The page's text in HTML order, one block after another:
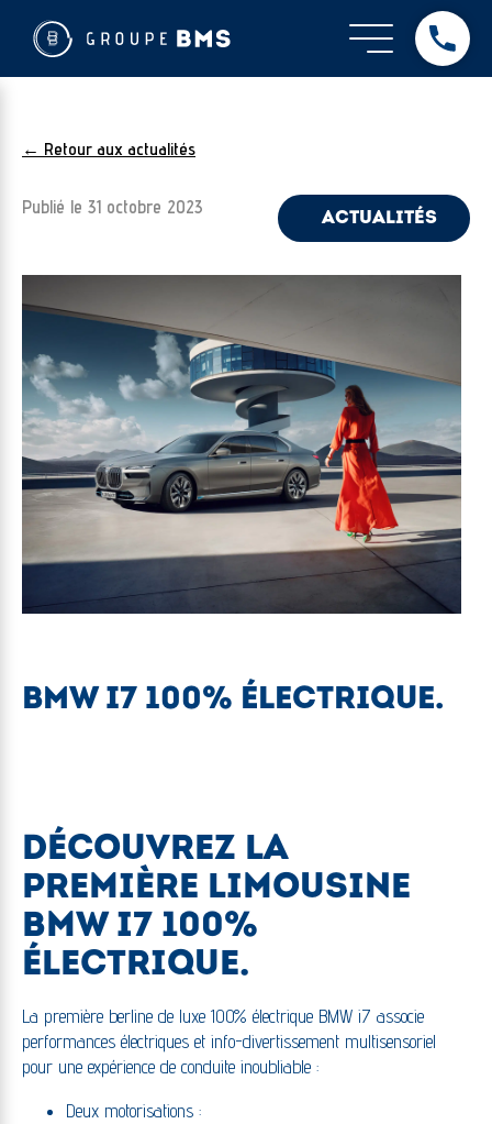
← Retour aux actualités
Publié le 31 octobre 2023
ACTUALITÉS
BMW I7 100% ÉLECTRIQUE.
DÉCOUVREZ LA
PREMIÈRE LIMOUSINE
BMW I7 100%
ÉLECTRIQUE.
La première berline de luxe 100% électrique BMW i7 associe
performances électriques et info-divertissement multisensoriel
pour une expérience de conduite inoubliable :
Deux motorisations :